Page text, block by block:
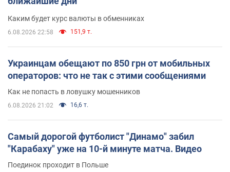
Каким будет курс валюты в обменниках
6.08.2026 22:58 151,9 т.
Украинцам обещают по 850 грн от мобильных
операторов: что не так с этими сообщениями
Как не попасть в ловушку мошенников
6.08.2026 21:02 16,6 т.
Самый дорогой футболист "Динамо" забил
"Карабаху" уже на 10-й минуте матча. Видео
Поединок проходит в Польше